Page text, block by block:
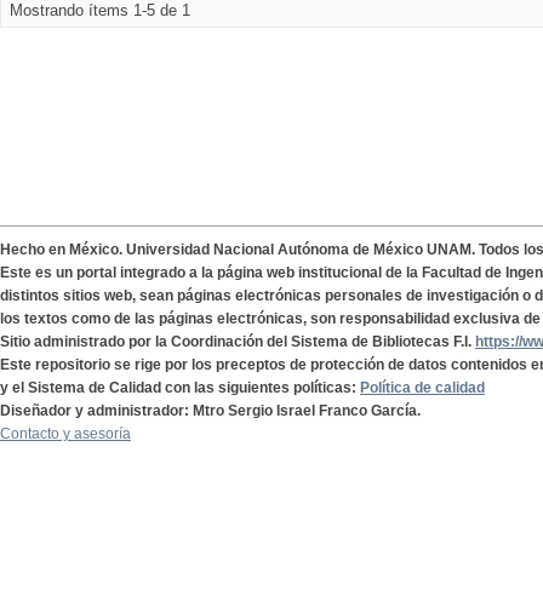
Mostrando ítems 1-5 de 1
Hecho en México. Universidad Nacional Autónoma de México UNAM. Todos
Este es un portal integrado a la página web institucional de la Facultad de
distintos sitios web, sean páginas electrónicas personales de investigación o
los textos como de las páginas electrónicas, son responsabilidad exclusiva
Sitio administrado por la Coordinación del Sistema de Bibliotecas F.I. https://
Este repositorio se rige por los preceptos de protección de datos contenidos
y el Sistema de Calidad con las siguientes políticas: Política de calidad
Diseñador y administrador: Mtro Sergio Israel Franco García.
Contacto y asesoría